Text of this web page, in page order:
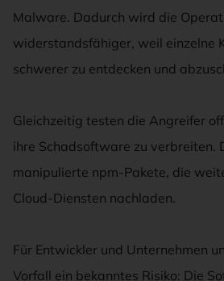
Malware. Dadurch wird die
widerstandsfähiger, weil einzelne
schwerer zu entdecken und
Gleichzeitig testen die Angreifer
ihre Schadsoftware zu verbreiten.
manipulierte npm-Pakete, die
Cloud-Diensten nachladen.
Für Entwickler und Unternehmen
Vorfall ein bekanntes Risiko: Die